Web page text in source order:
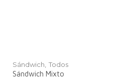
Sándwich, Todos
Sándwich Mixto